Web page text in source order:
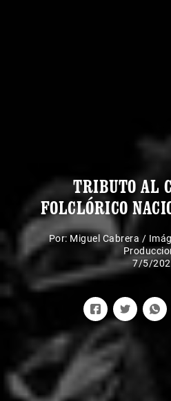
TRIBUTO AL
FOLCLÓRICO
Por: Miguel Cabrera /
7/5/